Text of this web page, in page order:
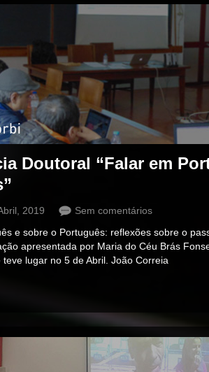
Doutoral “Falar em
2019
Sem comentários
e sobre o Português: reflexões sobre o
apresentada por Maria do Céu Brás
lugar no 5 de Abril. João Correia